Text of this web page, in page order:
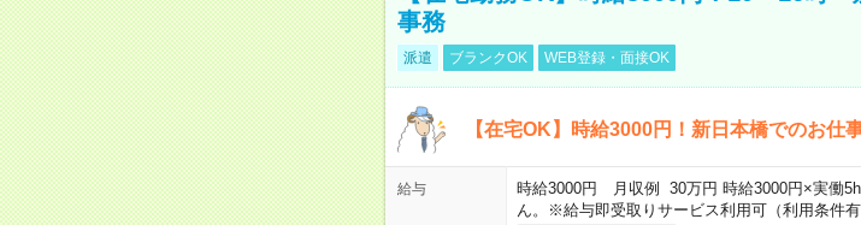
事務
派遣 ブランクOK WEB登録・面接OK
【在宅OK】時給3000円！新日本橋でのお仕
給与
時給3000円 月収例 30万円 時給3000円×実働
ん。※給与即受取りサービス利用可（利用条件有